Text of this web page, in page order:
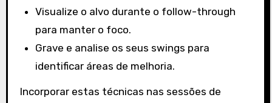
Visualize o alvo durante o follow-through
para manter o foco.
Grave e analise os seus swings para
identificar áreas de melhoria.
Incorporar estas técnicas nas sessões de